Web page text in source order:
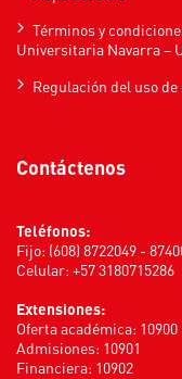
Términos y
Universitaria Navarra –
Regulación del uso
Contáctenos
Teléfonos:
Fijo: (608) 8722049 -
Celular: +57 3180715286
Extensiones:
Oferta académica: 10900
Admisiones: 10901
Financiera: 10902